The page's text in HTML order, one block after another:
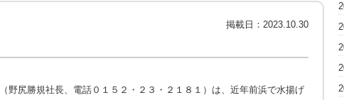
掲載日： 2023.10.30
野尻勝規社長、電話０１５２・２３・２１８１）は、近年前浜で水揚げ